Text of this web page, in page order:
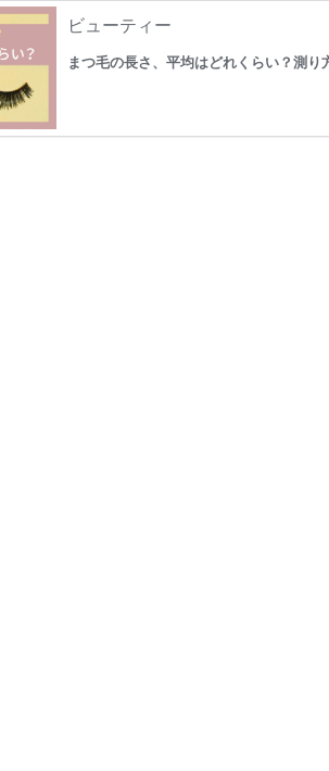
ビューティー
まつ毛の長さ、平均はどれくらい？測